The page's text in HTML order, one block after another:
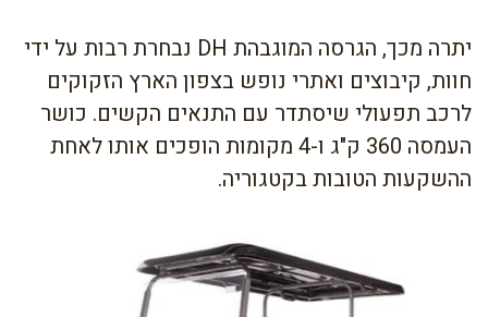
יתרה מכך, הגרסה המוגבהת DH נבחרת רבות על ידי
חוות, קיבוצים ואתרי נופש בצפון הארץ הזקוקים
לרכב תפעולי שיסתדר עם התנאים הקשים. כושר
העמסה 360 ק"ג ו-4 מקומות הופכים אותו לאחת
ההשקעות הטובות בקטגוריה.